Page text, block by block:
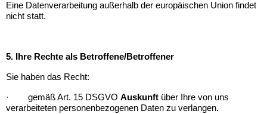
Eine Datenverarbeitung außerhalb der europäischen Union findet
nicht statt.
5. Ihre Rechte als Betroffene/Betroffener
Sie haben das Recht:
· gemäß Art. 15 DSGVO Auskunft über Ihre von uns
verarbeiteten personenbezogenen Daten zu verlangen.